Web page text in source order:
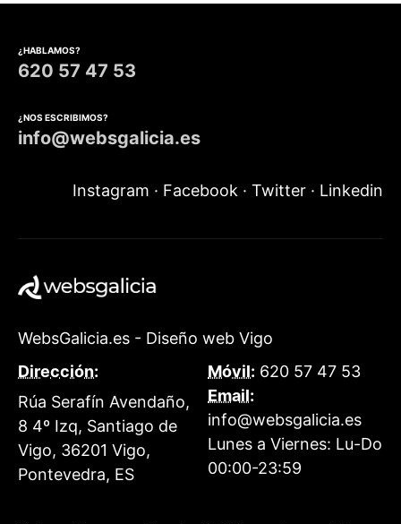
¿HABLAMOS?
620 57 47 53
¿NOS ESCRIBIMOS?
info@websgalicia.es
Instagram · Facebook · Twitter · Linkedin
WebsGalicia.es - Diseño web Vigo
Dirección:
Rúa Serafín Avendaño,
8 4º Izq, Santiago de
Vigo, 36201 Vigo,
Pontevedra, ES
Móvil: 620 57 47 53
Email:
info@websgalicia.es
Lunes a Viernes: Lu-Do
00:00-23:59